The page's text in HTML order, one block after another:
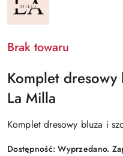
LA
MILLA
Brak towaru
Komplet
La Milla
Komplet dresowy bluza i
Dostępność:Wyprzedano.